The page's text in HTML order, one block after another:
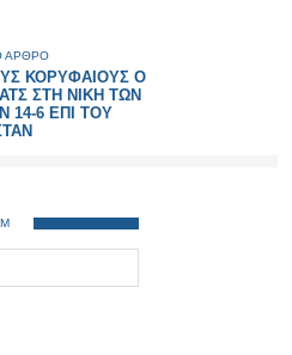
ΑΡΘΡΟ
ΚΟΡΥΦΑΙΟΥΣ Ο
ΣΤΗ ΝΙΚΗ ΤΩΝ
14-6 ΕΠΙ ΤΟΥ